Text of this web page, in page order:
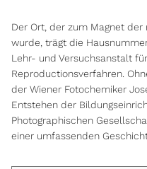
Der Ort, der zum Magnet
wurde, trägt die
Lehr- und Versuchsanstalt
Reproductionsverfahren.
der Wiener Fotochemiker
Entstehen der
Photographischen
einer umfassenden